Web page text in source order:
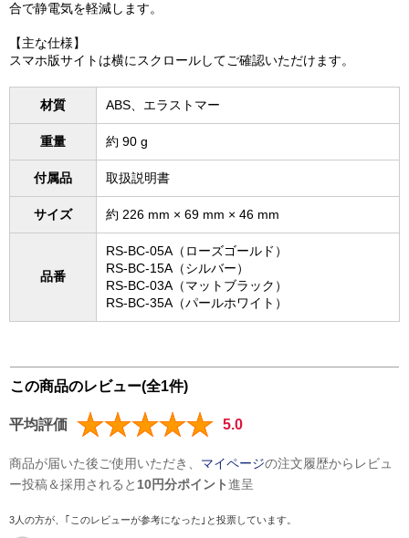
合で静電気を軽減します。
【主な仕様】
スマホ版サイトは横にスクロールしてご確認いただけます。
材質 ABS、エラストマー
重量 約 90 g
付属品 取扱説明書
サイズ 約 226 mm × 69 mm × 46 mm
品番
RS-BC-05A（ローズゴールド）
RS-BC-15A（シルバー）
RS-BC-03A（マットブラック）
RS-BC-35A（パールホワイト）
この商品のレビュー(全1件)
平均評価 5.0
商品が届いた後ご使用いただき、 マイページの注文履歴からレビュ
ー投稿＆採用されると 10円分ポイント進呈
3人の方が、｢このレビューが参考になった｣と投票しています。